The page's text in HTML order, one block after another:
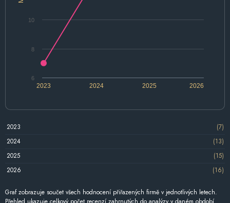
2024 2026
2023 2025
6
8
10
2023
(7)
2024
(13)
2025
(15)
2026
(16)
Graf zobrazuje součet všech hodnocení přiřazených firmě v jednotlivých letech.